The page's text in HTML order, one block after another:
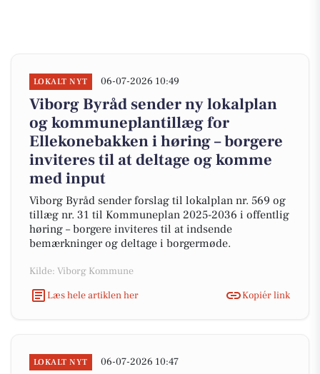
LOKALT NYT 06-07-2026 10:49
Viborg Byråd sender ny lokalplan
og kommuneplantillæg for
Ellekonebakken i høring – borgere
inviteres til at deltage og komme
med input
Viborg Byråd sender forslag til lokalplan nr. 569 og
tillæg nr. 31 til Kommuneplan 2025-2036 i offentlig
høring – borgere inviteres til at indsende
bemærkninger og deltage i borgermøde.
Kilde: Viborg Kommune
Læs hele artiklen her
Kopiér link
LOKALT NYT 06-07-2026 10:47